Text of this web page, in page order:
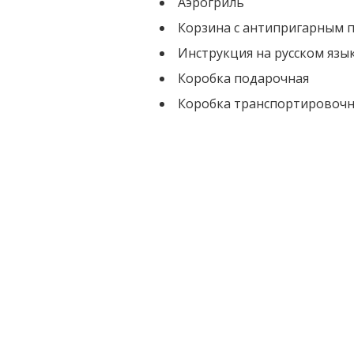
Корзина с антипригарным
Инструкция на русском
Коробка подарочная
Коробка